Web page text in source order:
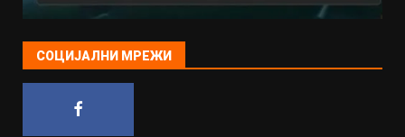
СОЦИЈАЛНИ МРЕЖИ